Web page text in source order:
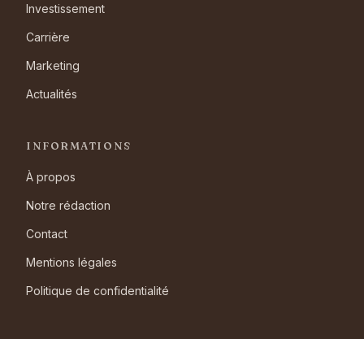
Investissement
Carrière
Marketing
Actualités
INFORMATIONS
À propos
Notre rédaction
Contact
Mentions légales
Politique de confidentialité